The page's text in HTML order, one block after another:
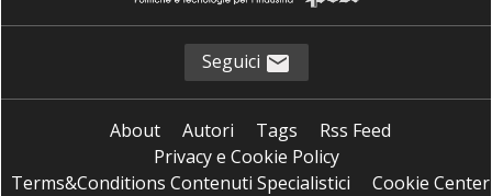
Seguici
About Autori Tags
Rss Feed
Privacy e Cookie Policy
Terms&Conditions Contenuti Specialistici
Cookie Center